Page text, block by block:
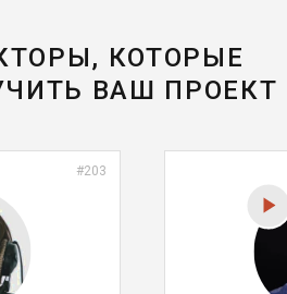
КОТОРЫЕ
ВАШ ПРОЕКТ
#203